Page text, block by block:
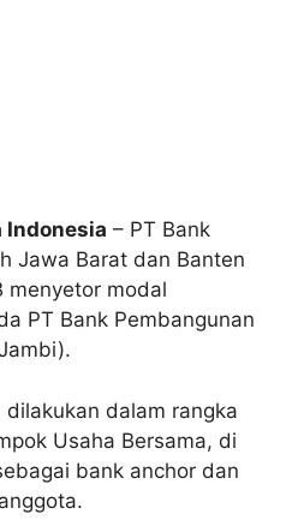
Indonesia – PT Bank
Jawa Barat dan Banten
menyetor modal
PT Bank Pembangunan
dalam rangka
Usaha Bersama, di
bank anchor dan